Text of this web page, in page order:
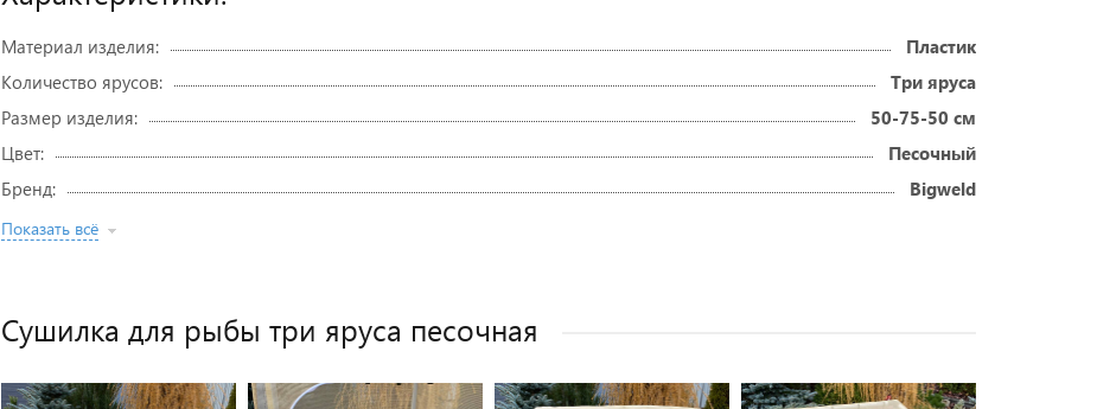
Материал изделия:
Пластик
Количество ярусов:
Три яруса
Размер изделия:
50-75-50 см
Цвет:
Песочный
Бренд:
Bigweld
Показать всё
Сушилка для рыбы три яруса песочная